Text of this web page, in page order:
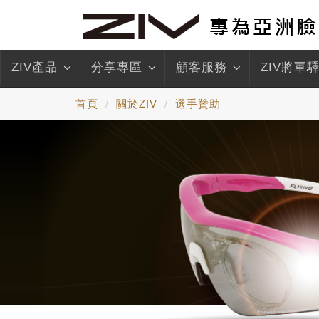
ZIV產品 分享專區 顧客服務 ZIV將軍
首頁 關於ZIV 選手贊助